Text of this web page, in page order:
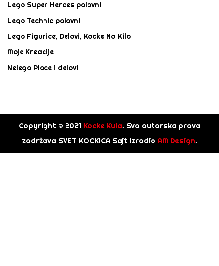
Lego Super Heroes polovni
Lego Technic polovni
Lego Figurice, Delovi, Kocke Na Kilo
Moje Kreacije
Nelego Ploce i delovi
Copyright © 2021 Kocke Kula. Sva autorska prava
zadržava SVET KOCKICA Sajt izradio AM Design.